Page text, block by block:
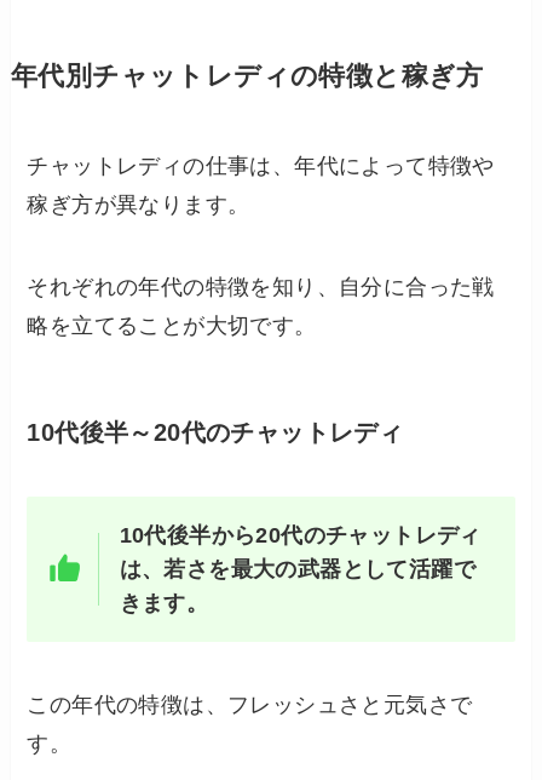
年代別チャットレディの特徴と稼ぎ方
チャットレディの仕事は、年代によって特徴や
稼ぎ方が異なります。
それぞれの年代の特徴を知り、自分に合った戦
略を立てることが大切です。
10代後半～20代のチャットレディ
10代後半から20代のチャットレディ
は、若さを最大の武器として活躍で
きます。
この年代の特徴は、フレッシュさと元気さで
す。